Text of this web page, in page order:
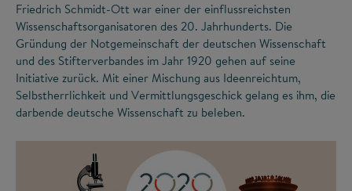
Friedrich Schmidt-Ott war einer der einflussreichsten
Wissenschaftsorganisatoren des 20. Jahrhunderts. Die
Gründung der Notgemeinschaft der deutschen Wissenschaft
und des Stifterverbandes im Jahr 1920 gehen auf seine
Initiative zurück. Mit einer Mischung aus Ideenreichtum,
Selbstherrlichkeit und Vermittlungsgeschick gelang es ihm, die
darbende deutsche Wissenschaft zu beleben.